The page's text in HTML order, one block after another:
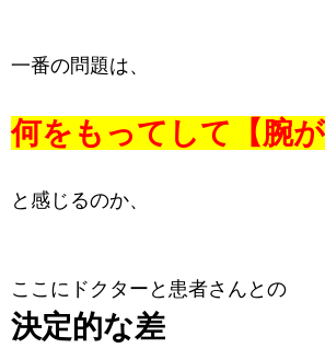
一番の問題は、
何をもってして【腕が
と感じるのか、
ここにドクターと患者さんとの
決定的な差